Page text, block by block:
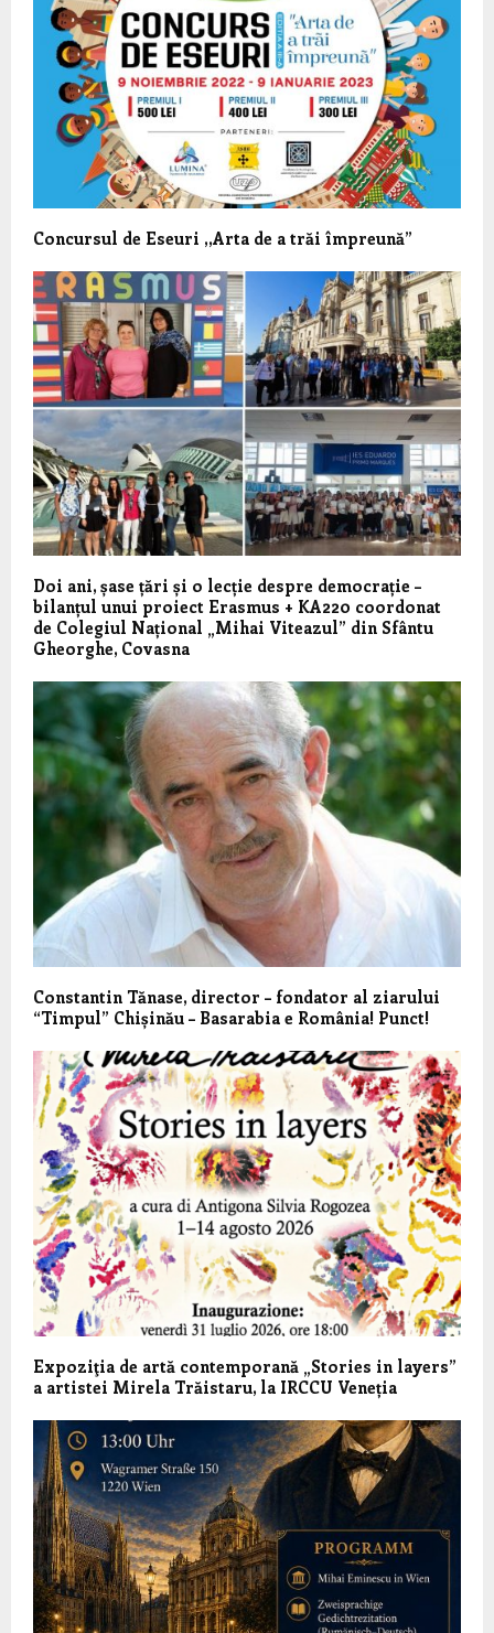
Concursul de Eseuri ,,Arta de a trăi împreună”
Doi ani, șase țări și o lecție despre democrație –
bilanțul unui proiect Erasmus + KA220 coordonat
de Colegiul Național „Mihai Viteazul” din Sfântu
Gheorghe, Covasna
Constantin Tănase, director – fondator al ziarului
“Timpul” Chișinău – Basarabia e România! Punct!
Expoziţia de artă contemporană „Stories in layers”
a artistei Mirela Trăistaru, la IRCCU Veneția